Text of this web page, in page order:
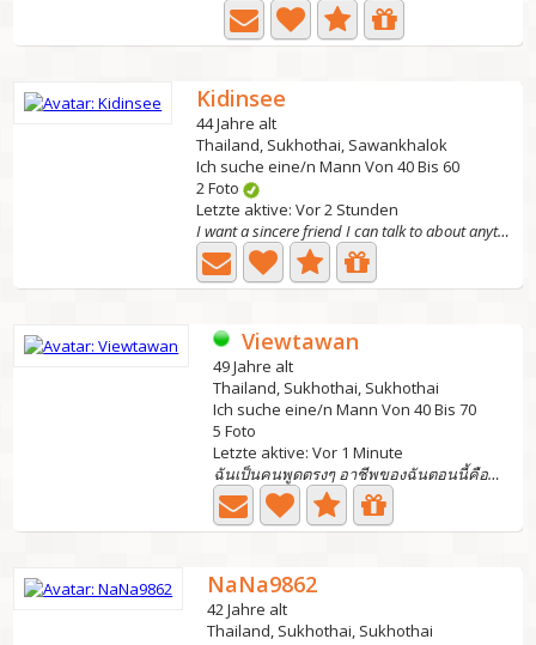
Kidinsee
44 Jahre alt
Thailand, Sukhothai, Sawankhalok
Ich suche eine/n Mann Von 40 Bis 60
2 Foto
Letzte aktive: Vor 2 Stunden
I want a sincere friend I can talk to about anything, to...
Viewtawan
49 Jahre alt
Thailand, Sukhothai, Sukhothai
Ich suche eine/n Mann Von 40 Bis 70
5 Foto
Letzte aktive: Vor 1 Minute
ฉันเป็นคนพูดตรงๆ อาชีพของฉันตอนนี้คือขายอาหาร...
NaNa9862
42 Jahre alt
Thailand, Sukhothai, Sukhothai